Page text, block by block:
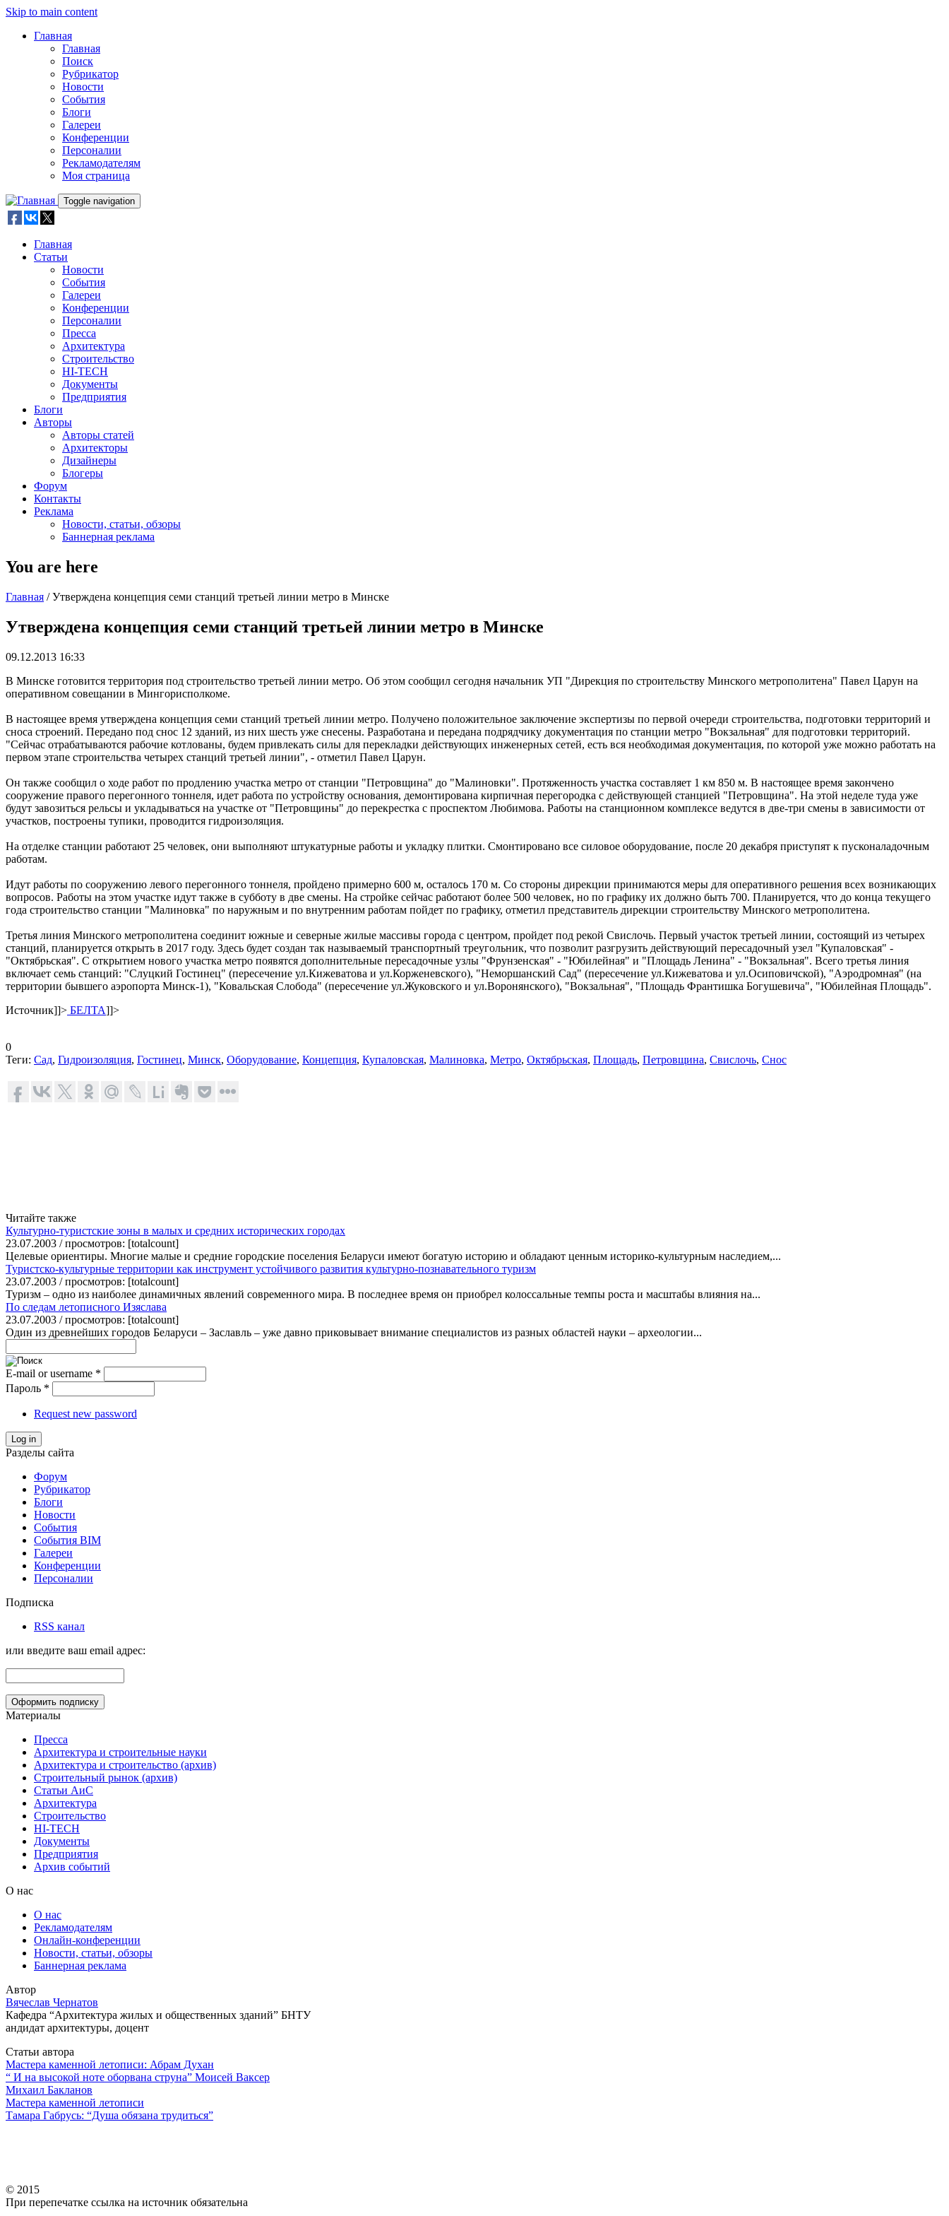
Skip to main content
Главная
Главная
Поиск
Рубрикатор
Новости
События
Блоги
Галереи
Конференции
Персоналии
Рекламодателям
Моя страница
Toggle navigation
Главная
Статьи
Новости
События
Галереи
Конференции
Персоналии
Пресса
Архитектура
Строительство
HI-TECH
Документы
Предприятия
Блоги
Авторы
Авторы статей
Архитекторы
Дизайнеры
Блогеры
Форум
Контакты
Реклама
Новости, статьи, обзоры
Баннерная реклама
You are here
Главная / Утверждена концепция семи станций третьей линии метро в Минске
Утверждена концепция семи станций третьей линии метро в Минске
09.12.2013 16:33
В Минске готовится территория под строительство третьей линии метро. Об этом сообщил сегодня начальник УП "Дирекция по строительству Минского метрополитена" Павел Царун на
оперативном совещании в Мингорисполкоме.
В настоящее время утверждена концепция семи станций третьей линии метро. Получено положительное заключение экспертизы по первой очереди строительства, подготовки территорий и
сноса строений. Передано под снос 12 зданий, из них шесть уже снесены. Разработана и передана подрядчику документация по станции метро "Вокзальная" для подготовки территорий.
"Сейчас отрабатываются рабочие котлованы, будем привлекать силы для перекладки действующих инженерных сетей, есть вся необходимая документация, по которой уже можно работать на
первом этапе строительства четырех станций третьей линии", - отметил Павел Царун.
Он также сообщил о ходе работ по продлению участка метро от станции "Петровщина" до "Малиновки". Протяженность участка составляет 1 км 850 м. В настоящее время закончено
сооружение правого перегонного тоннеля, идет работа по устройству основания, демонтирована кирпичная перегородка с действующей станцией "Петровщина". На этой неделе туда уже
будут завозиться рельсы и укладываться на участке от "Петровщины" до перекрестка с проспектом Любимова. Работы на станционном комплексе ведутся в две-три смены в зависимости от
участков, построены тупики, проводится гидроизоляция.
На отделке станции работают 25 человек, они выполняют штукатурные работы и укладку плитки. Смонтировано все силовое оборудование, после 20 декабря приступят к пусконаладочным
работам.
Идут работы по сооружению левого перегонного тоннеля, пройдено примерно 600 м, осталось 170 м. Со стороны дирекции принимаются меры для оперативного решения всех возникающих
вопросов. Работы на этом участке идут также в субботу в две смены. На стройке сейчас работают более 500 человек, но по графику их должно быть 700. Планируется, что до конца текущего
года строительство станции "Малиновка" по наружным и по внутренним работам пойдет по графику, отметил представитель дирекции строительству Минского метрополитена.
Третья линия Минского метрополитена соединит южные и северные жилые массивы города с центром, пройдет под рекой Свислочь. Первый участок третьей линии, состоящий из четырех
станций, планируется открыть в 2017 году. Здесь будет создан так называемый транспортный треугольник, что позволит разгрузить действующий пересадочный узел "Купаловская" -
"Октябрьская". С открытием нового участка метро появятся дополнительные пересадочные узлы "Фрунзенская" - "Юбилейная" и "Площадь Ленина" - "Вокзальная". Всего третья линия
включает семь станций: "Слуцкий Гостинец" (пересечение ул.Кижеватова и ул.Корженевского), "Неморшанский Сад" (пересечение ул.Кижеватова и ул.Осиповичской), "Аэродромная" (на
территории бывшего аэропорта Минск-1), "Ковальская Слобода" (пересечение ул.Жуковского и ул.Воронянского), "Вокзальная", "Площадь Франтишка Богушевича", "Юбилейная Площадь".
Источник]]> БЕЛТА]]>
0
Теги: Сад, Гидроизоляция, Гостинец, Минск, Оборудование, Концепция, Купаловская, Малиновка, Метро, Октябрьская, Площадь, Петровщина, Свислочь, Снос
Читайте также
Культурно-туристские зоны в малых и средних исторических городах
23.07.2003 / просмотров: [totalcount]
Целевые ориентиры. Многие малые и средние городские поселения Беларуси имеют богатую историю и обладают ценным историко-культурным наследием,...
Туристско-культурные территории как инструмент устойчивого развития культурно-познавательного туризм
23.07.2003 / просмотров: [totalcount]
Туризм – одно из наиболее динамичных явлений современного мира. В последнее время он приобрел колоссальные темпы роста и масштабы влияния на...
По следам летописного Изяслава
23.07.2003 / просмотров: [totalcount]
Один из древнейших городов Беларуси – Заславль – уже давно приковывает внимание специалистов из разных областей науки – археологии...
E-mail or username *
Пароль *
Request new password
Log in
Разделы сайта
Форум
Рубрикатор
Блоги
Новости
События
События BIM
Галереи
Конференции
Персоналии
Подписка
RSS канал
или введите ваш email адрес:
Материалы
Пресса
Архитектура и строительные науки
Архитектура и строительство (архив)
Строительный рынок (архив)
Статьи АиС
Архитектура
Строительство
HI-TECH
Документы
Предприятия
Архив событий
О нас
О нас
Рекламодателям
Онлайн-конференции
Новости, статьи, обзоры
Баннерная реклама
Автор
Вячеслав Чернатов
Кафедра “Архитектура жилых и общественных зданий” БНТУ
андидат архитектуры, доцент
Статьи автора
Мастера каменной летописи: Абрам Духан
“ И на высокой ноте оборвана струна” Моисей Ваксер
Михаил Бакланов
Мастера каменной летописи
Тамара Габрусь: “Душа обязана трудиться”
© 2015
При перепечатке ссылка на источник обязательна